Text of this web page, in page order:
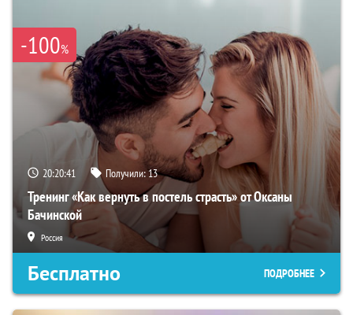
-100%
20:20:39 Получили:13
Тренинг «Как вернуть в постель страсть» от Оксаны
Бачинской
Россия
Бесплатно ПОДРОБНЕЕ